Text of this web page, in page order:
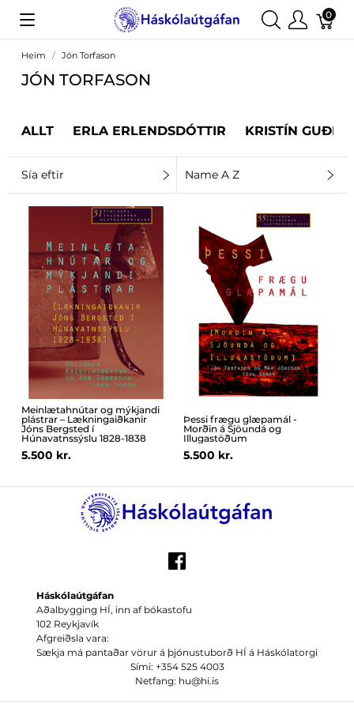
0
Heim Jón Torfason
JÓN TORFASON
ALLT ERLA ERLENDSDÓTTIR KRISTÍN
Sía eftir Name A Z
Meinlætahnútar og mýkjandi
plástrar – Lækningaiðkanir
Jóns Bergsted í
Húnavatnssýslu 1828-1838
5.500 kr.
Þessi frægu glæpamál -
Morðin á Sjöundá og
Illugastöðum
5.500 kr.
Háskólaútgáfan
Aðalbygging HÍ, inn af bókastofu
102 Reykjavík
Afgreiðsla vara:
Sækja má pantaðar vörur á þjónustuborð HÍ á Háskólatorgi
Sími: +354 525 4003
Netfang: hu@hi.is